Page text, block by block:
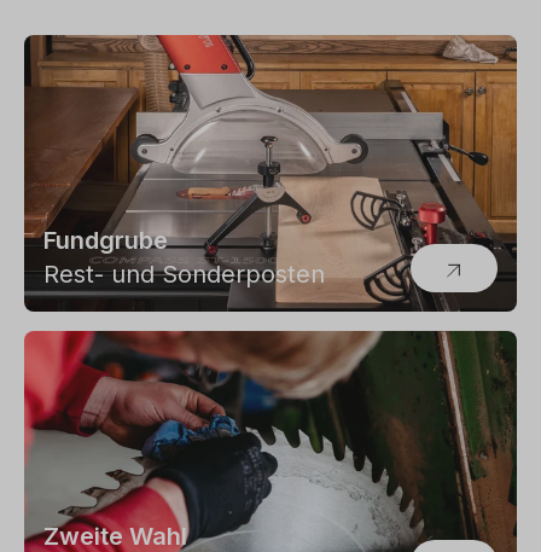
Fundgrube
Rest- und Sonderposten
Zweite Wahl